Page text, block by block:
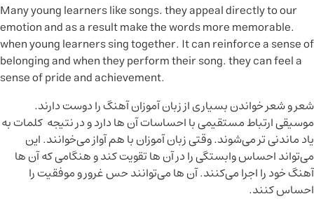
Many young learners like songs. they appeal directly to our
emotion and as a result make the words more memorable.
when young learners sing together. It can reinforce a sense of
belonging and when they perform their song. they can feel a
sense of pride and achievement.
شعر و شعر خواندنبسیاری از زبان آموزان آهنگ را دوست دارند.
موسیقی ارتباط مستقیمی با احساسات آن ها دارد و در نتیجه کلمات به
یاد ماندنی تر می‌شوند. وقتی زبان آموزان با هم آواز می‌خوانند. این
می‌تواند احساس وابستگی را در آن ها تقویت کند و هنگامی که آن ها
آهنگ خود را اجرا می‌کنند. آن ها می‌توانند حس غرور و موفقیت را
احساس کنند.